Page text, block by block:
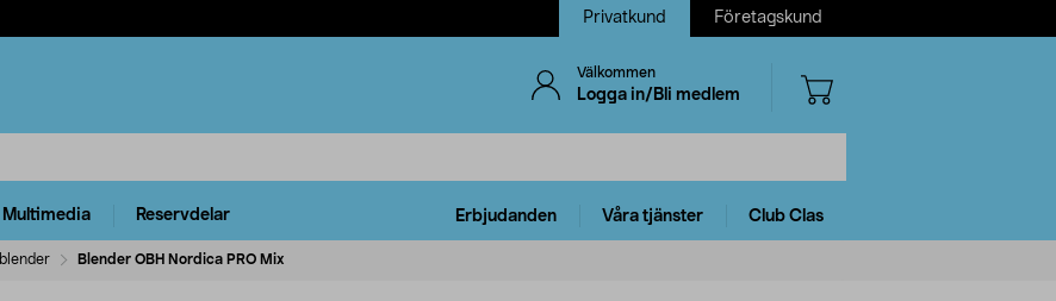
Privatkund Företagskund
Välkommen
Logga in/Bli medlem
Multimedia Reservdelar Erbjudanden Våra tjänster Club Clas
Blender OBH Nordica PRO Mix